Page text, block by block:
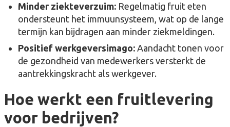
Minder ziekteverzuim: Regelmatig fruit eten
ondersteunt het immuunsysteem, wat op de lange
termijn kan bijdragen aan minder ziekmeldingen.
Positief werkgeversimago: Aandacht tonen voor
de gezondheid van medewerkers versterkt de
aantrekkingskracht als werkgever.
Hoe werkt een fruitlevering
voor bedrijven?